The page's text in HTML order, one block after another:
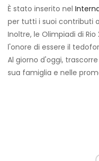
È stato inserito nel
per tutti i suoi contributi
Inoltre, le Olimpiadi di
l'onore di essere il
Al giorno d'oggi,
sua famiglia e nelle